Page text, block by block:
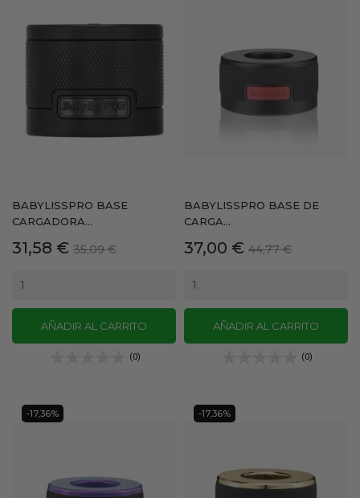
BABYLISSPRO BASE
CARGADORA...
Precio
31,58 € Precio
35,09 €
AÑADIR AL CARRITO
(0)
BABYLISSPRO BASE DE
CARGA...
Precio
37,00 € Precio
44,77 €
AÑADIR AL CARRITO
(0)
-17,36% -17,36%